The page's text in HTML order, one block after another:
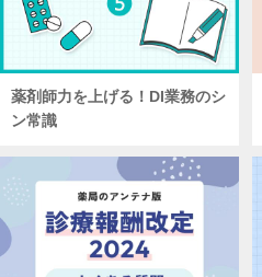
薬剤師力を上げる！DI業務のシ
ン常識